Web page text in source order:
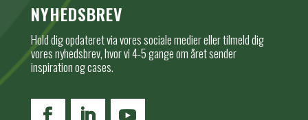
NYHEDSBREV
Hold dig opdateret via vores sociale medier eller tilmeld dig
vores nyhedsbrev, hvor vi 4-5 gange om året sender
inspiration og cases.